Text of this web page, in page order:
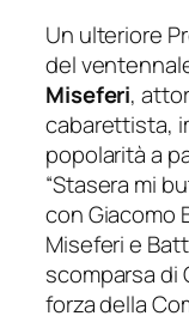
Un ulteriore
del
Miseferi,
cabarettista,
popolarità a
“Stasera mi
con Giacomo
Miseferi e
scomparsa di
forza della